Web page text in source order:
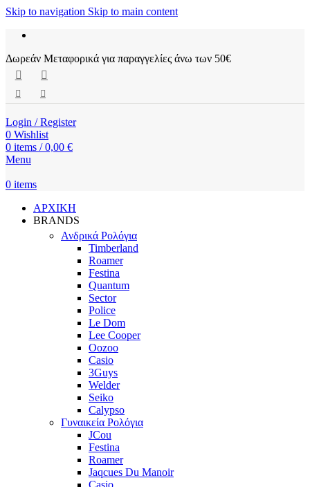
Skip to navigation Skip to main content
Δωρεάν Μεταφορικά για παραγγελίες άνω των 50€
Login / Register
0 Wishlist
0 items / 0,00 €
Menu
0 items
ΑΡΧΙΚΗ
BRANDS
Ανδρικά Ρολόγια
Timberland
Roamer
Festina
Quantum
Sector
Police
Le Dom
Lee Cooper
Oozoo
Casio
3Guys
Welder
Seiko
Calypso
Γυναικεία Ρολόγια
JCou
Festina
Roamer
Jaqcues Du Manoir